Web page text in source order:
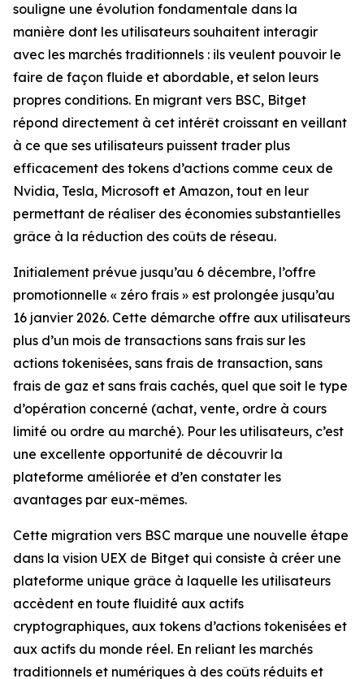
souligne une évolution fondamentale dans la
manière dont les utilisateurs souhaitent interagir
avec les marchés traditionnels : ils veulent pouvoir le
faire de façon fluide et abordable, et selon leurs
propres conditions. En migrant vers BSC, Bitget
répond directement à cet intérêt croissant en veillant
à ce que ses utilisateurs puissent trader plus
efficacement des tokens d’actions comme ceux de
Nvidia, Tesla, Microsoft et Amazon, tout en leur
permettant de réaliser des économies substantielles
grâce à la réduction des coûts de réseau.
Initialement prévue jusqu’au 6 décembre, l’offre
promotionnelle « zéro frais » est prolongée jusqu’au
16 janvier 2026. Cette démarche offre aux utilisateurs
plus d’un mois de transactions sans frais sur les
actions tokenisées, sans frais de transaction, sans
frais de gaz et sans frais cachés, quel que soit le type
d’opération concerné (achat, vente, ordre à cours
limité ou ordre au marché). Pour les utilisateurs, c’est
une excellente opportunité de découvrir la
plateforme améliorée et d’en constater les
avantages par eux-mêmes.
Cette migration vers BSC marque une nouvelle étape
dans la vision UEX de Bitget qui consiste à créer une
plateforme unique grâce à laquelle les utilisateurs
accèdent en toute fluidité aux actifs
cryptographiques, aux tokens d’actions tokenisées et
aux actifs du monde réel. En reliant les marchés
traditionnels et numériques à des coûts réduits et